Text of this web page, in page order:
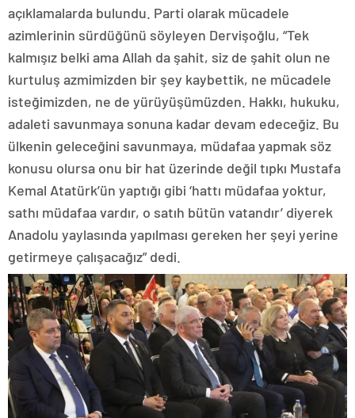
açıklamalarda bulundu. Parti olarak mücadele
azimlerinin sürdüğünü söyleyen Dervişoğlu, “Tek
kalmışız belki ama Allah da şahit, siz de şahit olun ne
kurtuluş azmimizden bir şey kaybettik, ne mücadele
isteğimizden, ne de yürüyüşümüzden. Hakkı, hukuku,
adaleti savunmaya sonuna kadar devam edeceğiz. Bu
ülkenin geleceğini savunmaya, müdafaa yapmak söz
konusu olursa onu bir hat üzerinde değil tıpkı Mustafa
Kemal Atatürk’ün yaptığı gibi ‘hattı müdafaa yoktur,
sathı müdafaa vardır, o satıh bütün vatandır’ diyerek
Anadolu yaylasında yapılması gereken her şeyi yerine
getirmeye çalışacağız” dedi.